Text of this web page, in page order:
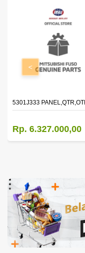
5301J333
Rp. 6.327.000,00
<